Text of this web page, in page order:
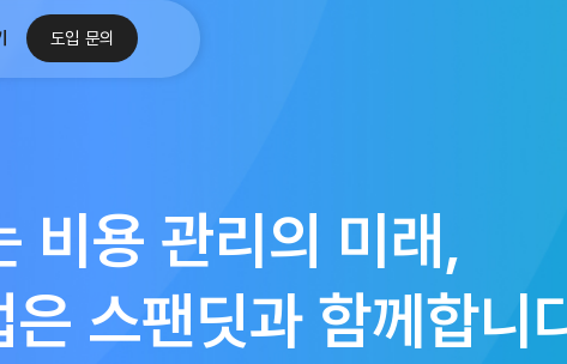
도입 문의
비용 관리의 미래,
스팬딧과 함께합니